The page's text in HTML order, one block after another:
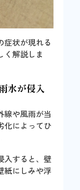
症状が現れる
く解説しま
水が侵入
線や風雨が当
化によってひ
入すると、壁
紙にしみや浮